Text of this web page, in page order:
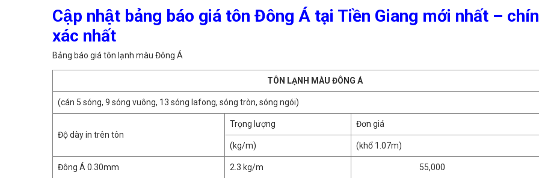
Cập nhật bảng báo giá tôn Đông Á tại Tiền Giang mới nhất –
xác nhất
Bảng báo giá tôn lạnh màu Đông Á
TÔN LẠNH MÀU ĐÔNG Á
(cán 5 sóng, 9 sóng vuông, 13 sóng lafong, sóng tròn, sóng ngói)
Độ dày in trên tôn
Trọng lượng Đơn giá
(kg/m) (khổ 1.07m)
Đông Á 0.30mm 2.3 kg/m 55,000